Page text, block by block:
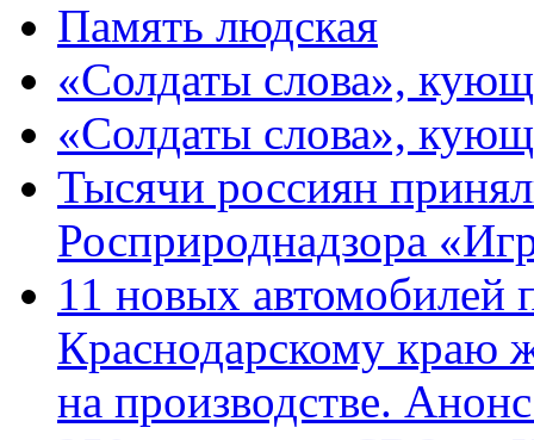
Память людская
«Солдаты слова»,
«Солдаты слова»,
Тысячи россиян
Росприроднадзора
11 новых автомобилей
Краснодарскому краю
на производстве.